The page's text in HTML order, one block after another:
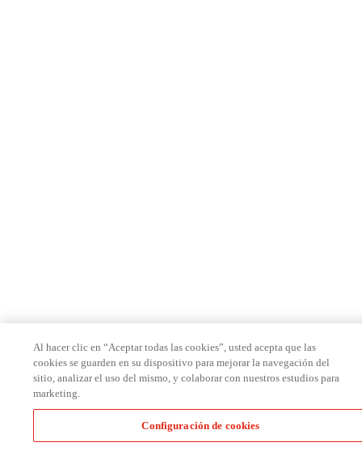
Al hacer clic en “Aceptar todas las cookies”, usted acepta que las
cookies se guarden en su dispositivo para mejorar la navegación del
sitio, analizar el uso del mismo, y colaborar con nuestros estudios para
marketing.
Configuración de cookies